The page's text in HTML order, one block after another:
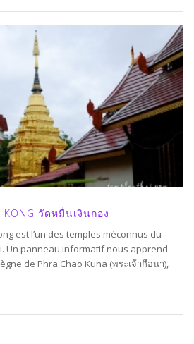
KONG วัดหมื่นเงินกอง
est l’un des temples méconnus du
Un panneau informatif nous apprend
de Phra Chao Kuna (พระเจ้ากือนา),